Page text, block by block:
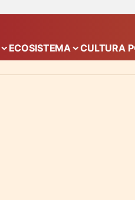
Mostra el submenú de “Calendari”
ECOSISTEMA Mostra el
CULTURA